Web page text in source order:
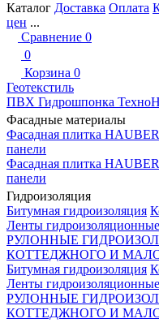
Каталог Доставка Оплата
цен ...
Сравнение 0
0
Корзина 0
Геотекстиль
ПВХ Гидрошпонка
Фасадные материалы
Фасадная плитка
панели
Фасадная плитка
панели
Гидроизоляция
Битумная гидроизоляция
Ленты гидроизоляционные
РУЛОННЫЕ
КОТТЕДЖНОГО И
Битумная гидроизоляция
Ленты гидроизоляционные
РУЛОННЫЕ
КОТТЕДЖНОГО И